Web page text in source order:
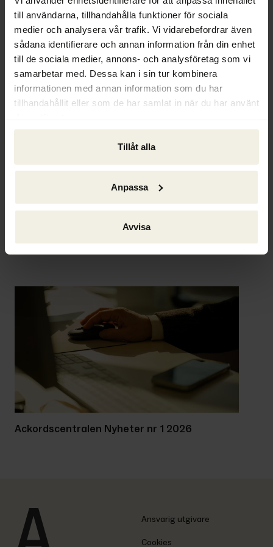
till användarna, tillhandahålla funktioner för sociala
medier och analysera vår trafik. Vi vidarebefordrar även
sådana identifierare och annan information från din enhet
till de sociala medier, annons- och analysföretag som vi
samarbetar med. Dessa kan i sin tur kombinera
informationen med annan information som du har
tillhandahållit eller som de har samlat in när du har använt
Tillåt alla
Anpassa
Avvisa
konkursförvaltande verksamhet är att
det är mer förekommande med brottslig
verksamhet i bolag som saknar revisor än
i de bolag som har en sådan. Av detta
skäl förordar Ackordscentralen att
revisionsplikten återinförs för alla
aktiebolag.
Ackordscentralens remissvar berör även
de delar av utredningen som handlar om
årsredovisningar till Bolagsverket,
Bolagsverkets kontrollerande roll,
Bolagskapning, Stiftelser samt
Ackordscentralen Nyheter nr 1 2026
Ansvarig utgivare
Cookies